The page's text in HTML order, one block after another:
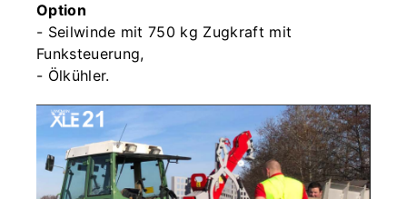
Option
- Seilwinde mit 750 kg Zugkraft mit
Funksteuerung,
- Ölkühler.